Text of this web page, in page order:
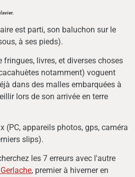
est parti, son baluchon sur le
à ses pieds).
fringues, livres, et diverses choses
notamment) voguent
dans des malles embarquées à
lors de son arrivée en terre
(PC, appareils photos, gps, caméra
slips).
les 7 erreurs avec l'autre
, premier à hiverner en